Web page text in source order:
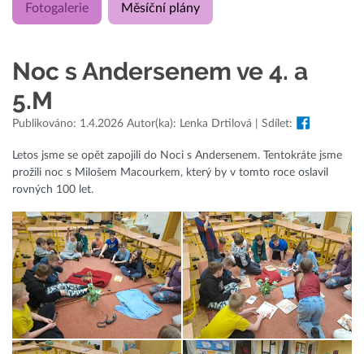
Fotogalerie Měsíční plány
Noc s Andersenem ve 4. a
5.M
Publikováno: 1.4.2026 Autor(ka): Lenka Drtilová | Sdílet:
Letos jsme se opět zapojili do Noci s Andersenem. Tentokráte jsme
prožili noc s Milošem Macourkem, který by v tomto roce oslavil
rovných 100 let.